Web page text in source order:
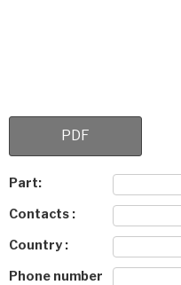
PDF
Part:
Contacts :
Country :
Phone number